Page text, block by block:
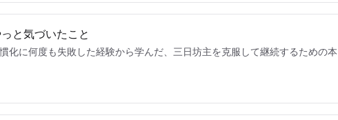
と気づいたこと
化に何度も失敗した経験から学んだ、三日坊主を克服して継続するための